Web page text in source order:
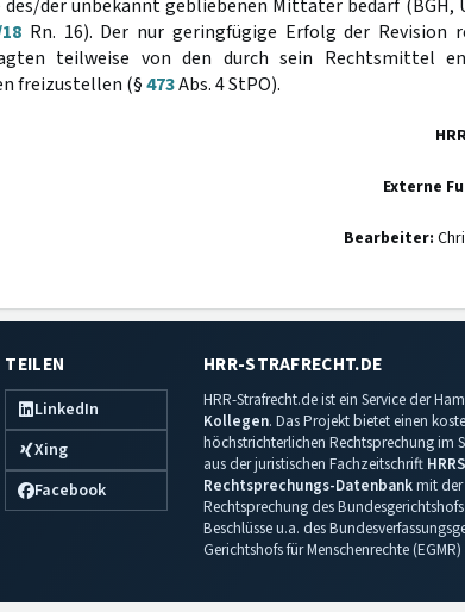
des/der unbekannt gebliebenen Mittäter bedarf (BGH,
Rn. 16). Der nur geringfügige Erfolg der
teilweise von den durch sein Rechtsmittel
freizustellen (§473Abs. 4 StPO).
Externe
Bearbeiter:
TEILEN
LinkedIn
Xing
Facebook
HRR-STRAFRECHT.DE
HRR-Strafrecht.de ist ein Service der
Kollegen. Das Projekt bietet einen
höchstrichterlichen Rechtsprechung im
aus der juristischen Fachzeitschrift HRRS
Rechtsprechungs-Datenbankmit der
Rechtsprechung des
Beschlüsse u.a. des
Gerichtshofs für Menschenrechte